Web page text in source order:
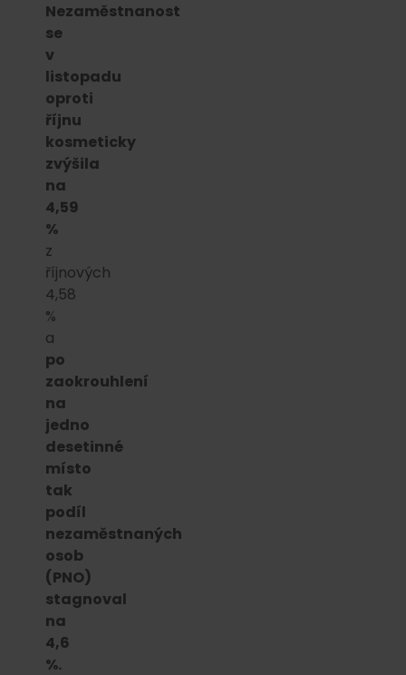
Nezaměstnanost
se
v
listopadu
oproti
říjnu
kosmeticky
zvýšila
na
4,59
%
z
říjnových
4,58
%
a
po
zaokrouhlení
na
jedno
desetinné
místo
tak
podíl
nezaměstnaných
osob
(PNO)
stagnoval
na
4,6
%.